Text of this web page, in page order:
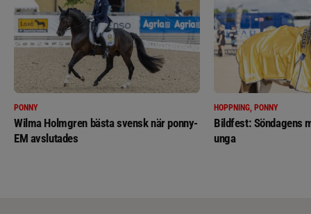
PONNY
Wilma Holmgren bästa svensk när ponny-
EM avslutades
HOPPNING, PONNY
Bildfest: Söndagens
unga